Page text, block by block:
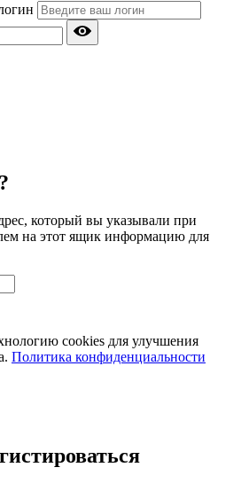
который вы указывали при
на этот ящик информацию для
cookies для улучшения
Политика конфиденциальности